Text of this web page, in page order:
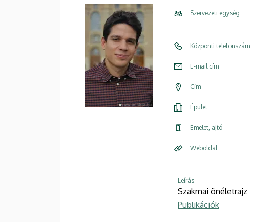
Szervezeti egység
Központi telefonszám
E-mail cím
Cím
Épület
Emelet, ajtó
Weboldal
Leírás
Szakmai önéletrajz
Publikációk